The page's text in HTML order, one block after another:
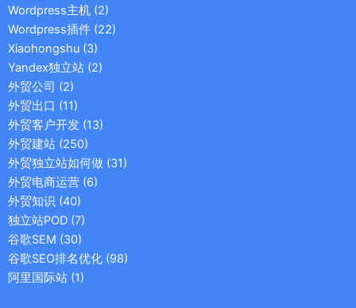
Wordpress主机 (2)
Wordpress插件 (22)
Xiaohongshu (3)
Yandex独立站 (2)
外贸公司 (2)
外贸出口 (11)
外贸客户开发 (13)
外贸建站 (250)
外贸独立站如何做 (31)
外贸电商运营 (6)
外贸知识 (40)
独立站POD (7)
谷歌SEM (30)
谷歌SEO排名优化 (98)
阿里国际站 (1)